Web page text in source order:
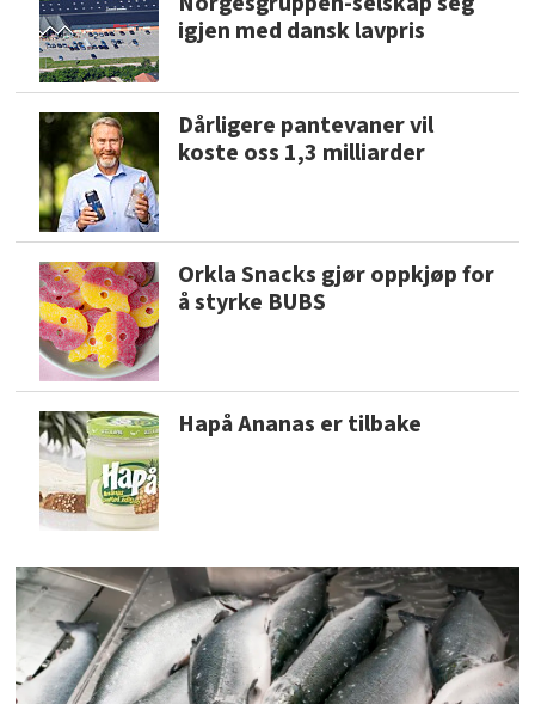
igjen med dansk lavpris
Dårligere pantevaner vil
koste oss 1,3 milliarder
Orkla Snacks gjør oppkjøp for
å styrke BUBS
Hapå Ananas er tilbake